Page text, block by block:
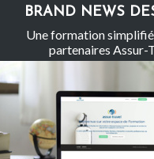
Le groupe
BRAND NEWS
Une formation
partenaires Assur-